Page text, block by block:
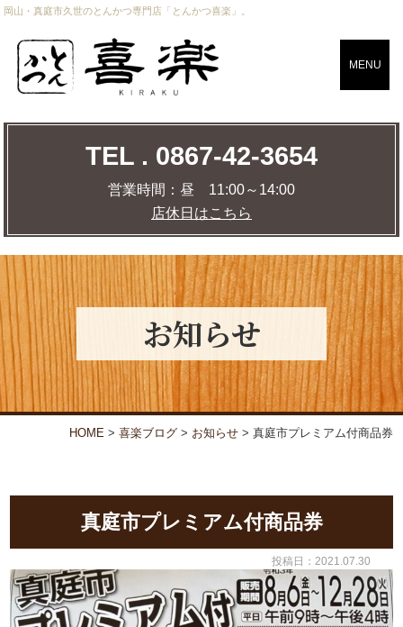
CLOSE
TEL . 0867-42-3654
営業時間：昼 11:00～14:00
店休日はこちら
MAP
店舗までの道のりを調べる
トップページ おしながき
お弁当・オードブル 喜楽について
店舗情報 喜楽ブログ
岡山・真庭市久世のとんかつ専門店「とんかつ喜楽」。
MENU
TEL . 0867-42-3654
営業時間： 昼 11:00～14:00
店休日はこちら
お知らせ
HOME> 喜楽ブログ> お知らせ> 真庭市プレミアム付商品券
真庭市プレミアム付商品券
投稿日：2021.07.30